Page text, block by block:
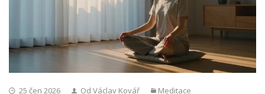
25 čen 2026 Od Václav Kovář
Meditace